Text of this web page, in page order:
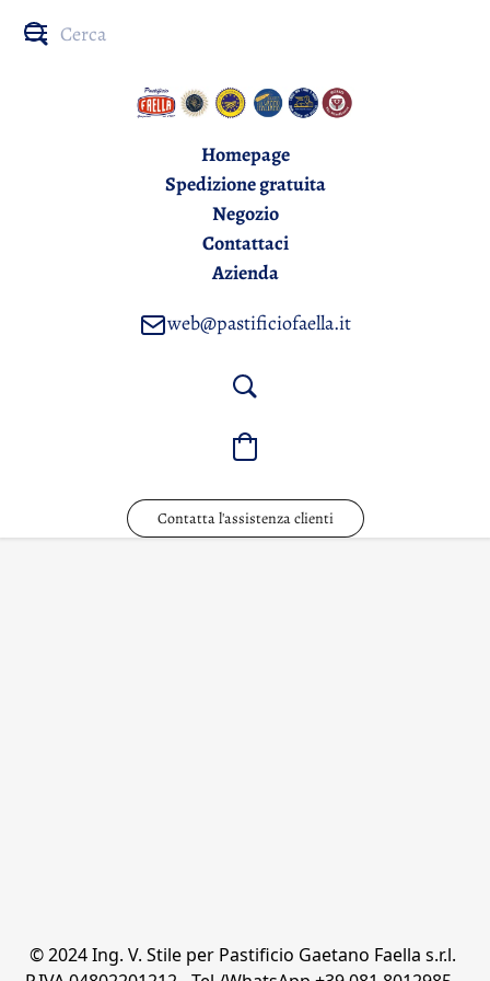
Homepage
Spedizione gratuita
Negozio
Contattaci
Azienda
web@pastificiofaella.it
Contatta l'assistenza clienti
© 2024 Ing. V. Stile per Pastificio Gaetano Faella s.r.l.